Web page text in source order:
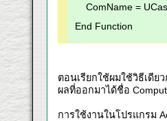
ComName =
End Function
ตอนเรียกใช้ผมใช้วิธีเดีย
ผลที่ออกมาได้ชื่อ
การใช้งานในโปรแกรม